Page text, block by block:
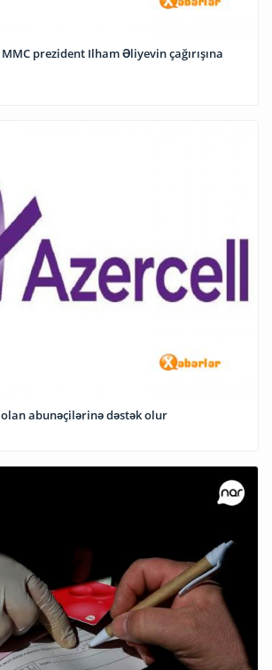
prezident Ilham Əliyevin çağırışına
abunəçilərinə dəstək olur